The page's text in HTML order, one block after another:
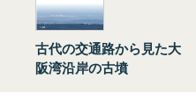
古代の交通路から見た大
阪湾沿岸の古墳